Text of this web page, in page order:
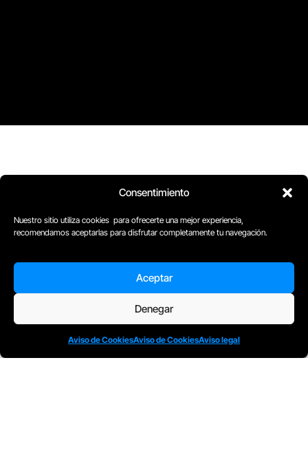
Consentimiento
Nuestro sitio utiliza cookies para ofrecerte una mejor experiencia,
recomendamos aceptarlas para disfrutar completamente tu navegación.
Aceptar
Denegar
Aviso de CookiesAviso de CookiesAviso legal
Plaça Merçè 8. 1º 1ª (08002) Barcelona, España
Ebarcelona@escuelacomplot.com
Todos nuestros Programas son bonificables a